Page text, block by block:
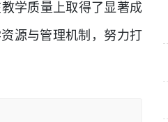
学质量上取得了显著成
源与管理机制，努力打